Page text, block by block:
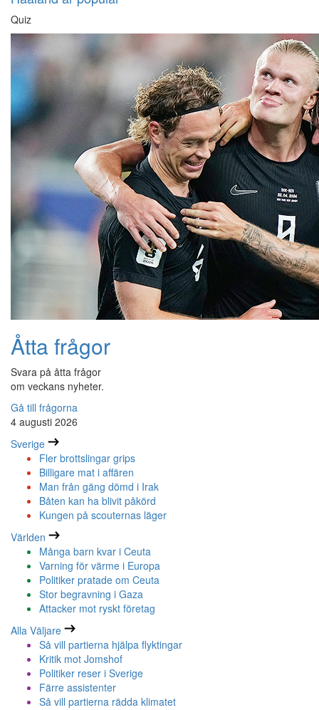
Quiz
Åtta frågor
Svara på åtta frågor
om veckans nyheter.
Gå till frågorna
4 augusti 2026
Sverige
Fler brottslingar grips
Billigare mat i affären
Man från gäng dömd i Irak
Båten kan ha blivit påkörd
Kungen på scouternas läger
Världen
Många barn kvar i Ceuta
Varning för värme i Europa
Politiker pratade om Ceuta
Stor begravning i Gaza
Attacker mot ryskt företag
Alla Väljare
Så vill partierna hjälpa flyktingar
Kritik mot Jomshof
Politiker reser i Sverige
Färre assistenter
Så vill partierna rädda klimatet